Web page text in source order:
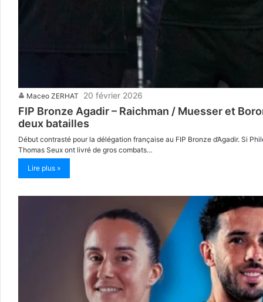
Maceo ZERHAT 20 février 2026
FIP Bronze Agadir – Raichman / Muesser et
deux batailles
Début contrasté pour la délégation française au FIP Bronze d’Agadir. Si
Thomas Seux ont livré de gros combats…
Lire plus »